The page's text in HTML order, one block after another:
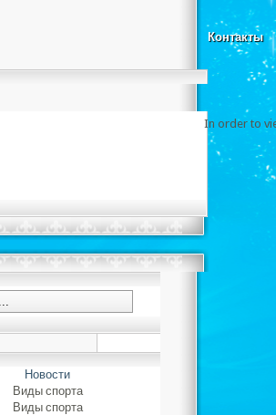
Контакты
In order to
Новости
Виды спорта
Виды спорта